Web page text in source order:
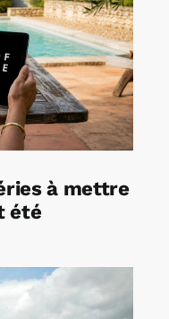
à mettre
été